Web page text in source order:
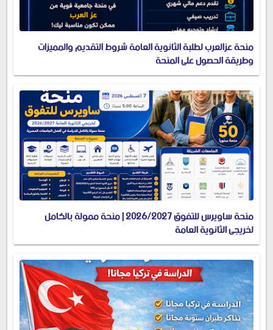
منحة عزالعرب لطلبة الثانوية العامة شروط التقديم والمميزات
وطريقة الحصول على المنحة
منحة ساويرس للتفوق 2026/2027 | منحة ممولة بالكامل
لخريجي الثانوية العامة